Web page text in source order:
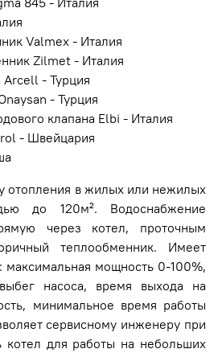
Valmex - Италия
Zilmet - Италия
Arcell - Турция
- Турция
клапана Elbi - Италия
- Швейцария
отопления в жилых или нежилых
до 120м². Водоснабжение
через котел, проточным
теплообменник. Имеет
максимальная мощность 0-100%,
насоса, время выхода на
минимальное время работы
сервисному инженеру при
котел для работы на небольших